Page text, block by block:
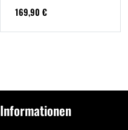
169,90 €
Informationen